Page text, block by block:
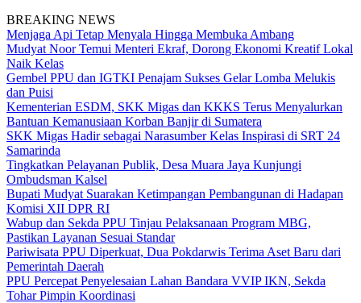
BREAKING NEWS
Menjaga Api Tetap Menyala Hingga Membuka Ambang
Mudyat Noor Temui Menteri Ekraf, Dorong Ekonomi Kreatif Lokal
Naik Kelas
Gembel PPU dan IGTKI Penajam Sukses Gelar Lomba Melukis
dan Puisi
Kementerian ESDM, SKK Migas dan KKKS Terus Menyalurkan
Bantuan Kemanusiaan Korban Banjir di Sumatera
SKK Migas Hadir sebagai Narasumber Kelas Inspirasi di SRT 24
Samarinda
Tingkatkan Pelayanan Publik, Desa Muara Jaya Kunjungi
Ombudsman Kalsel
Bupati Mudyat Suarakan Ketimpangan Pembangunan di Hadapan
Komisi XII DPR RI
Wabup dan Sekda PPU Tinjau Pelaksanaan Program MBG,
Pastikan Layanan Sesuai Standar
Pariwisata PPU Diperkuat, Dua Pokdarwis Terima Aset Baru dari
Pemerintah Daerah
PPU Percepat Penyelesaian Lahan Bandara VVIP IKN, Sekda
Tohar Pimpin Koordinasi